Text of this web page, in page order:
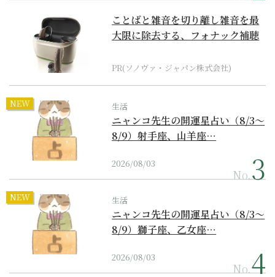
ことばと雑音を切り離し雑音を最
大限に除去する、フォナック補聴
PR(ソノヴァ・ジャパン株式会社)
NEW 生活
ニャンコ先生の開運星占い（8/3～
8/9）射手座、山羊座…
2026/08/03
No.
NEW 生活
ニャンコ先生の開運星占い（8/3～
8/9）獅子座、乙女座…
2026/08/03
No.